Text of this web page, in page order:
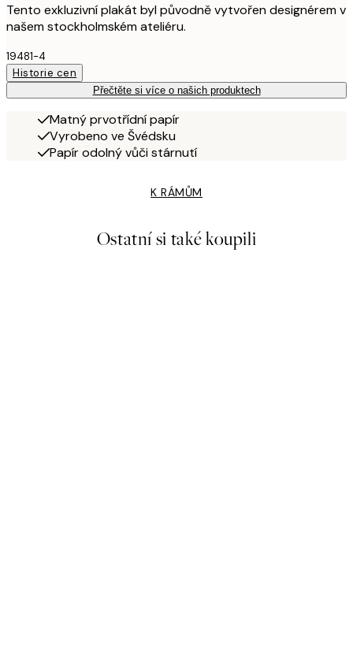
Tento exkluzivní plakát byl původně vytvořen designérem v
našem stockholmském ateliéru.
19481-4
Historie cen
Přečtěte si více o našich produktech
Matný prvotřídní papír
Vyrobeno ve Švédsku
Papír odolný vůči stárnutí
K RÁMŮM
Ostatní si také koupili